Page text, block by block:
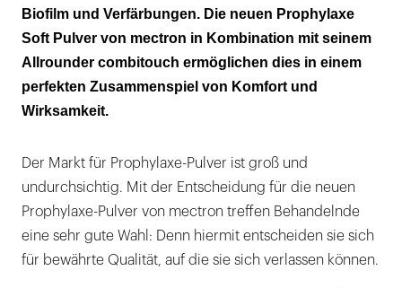
Biofilm und Verfärbungen. Die neuen Prophylaxe
Soft Pulver von mectron in Kombination mit seinem
Allrounder combitouch ermöglichen dies in einem
perfekten Zusammenspiel von Komfort und
Wirksamkeit.
Der Markt für Prophylaxe-Pulver ist groß und
undurchsichtig. Mit der Entscheidung für die neuen
Prophylaxe-Pulver von mectron treffen Behandelnde
eine sehr gute Wahl: Denn hiermit entscheiden sie sich
für bewährte Qualität, auf die sie sich verlassen können.